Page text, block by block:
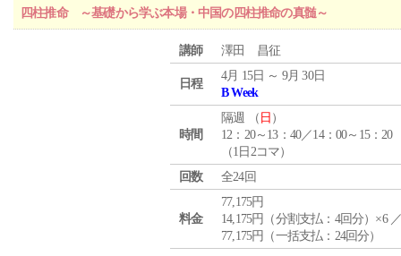
四柱推命 ～基礎から学ぶ本場・中国の四柱推命の真髄～
講師 澤田 昌征
日程
4月 15日 ～ 9月 30日
B Week
時間
隔週 （ 日 ）
12：20～13：40／14：00～15：20
（1日2コマ）
回数
全24回
料金
77,175円
14,175円（分割支払：4回分）×6
77,175円（一括支払：24回分）